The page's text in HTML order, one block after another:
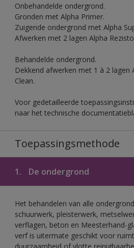
Onbehandelde ondergrond.
Gronden met Alpha Primer.
Zuigende ondergrond met Alpha
Afwerken met 2 lagen Alpha
Behandelde ondergrond.
Dekkend afwerken met 1 à 2 lagen
Clean.
Voor gedetailleerde
naar het technische
Toepassingsmethode
1. De ondergrond
Het behandelen van alle
schuurwerk, pleisterwerk,
verflagen, beton en Meesterhand-
verf is uitermate geschikt voor